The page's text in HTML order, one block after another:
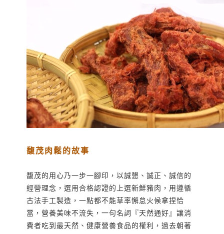
馥茂肉鬆的故事
馥茂的用心乃一步一腳印，以誠懇、誠正、誠信的
經營理念，選用合格認證的上選新鮮豬肉，用遵循
古法手工製造，一點都不能草率懈怠火候拿捏恰
當，營養美味不流失，一句名詞『天然通好』讓消
費者吃到最天然、健康營養食品的權利，過去朝著